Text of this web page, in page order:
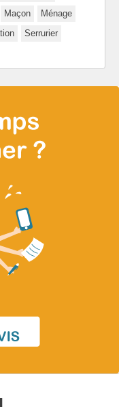
Maçon
Ménage
Serrurier